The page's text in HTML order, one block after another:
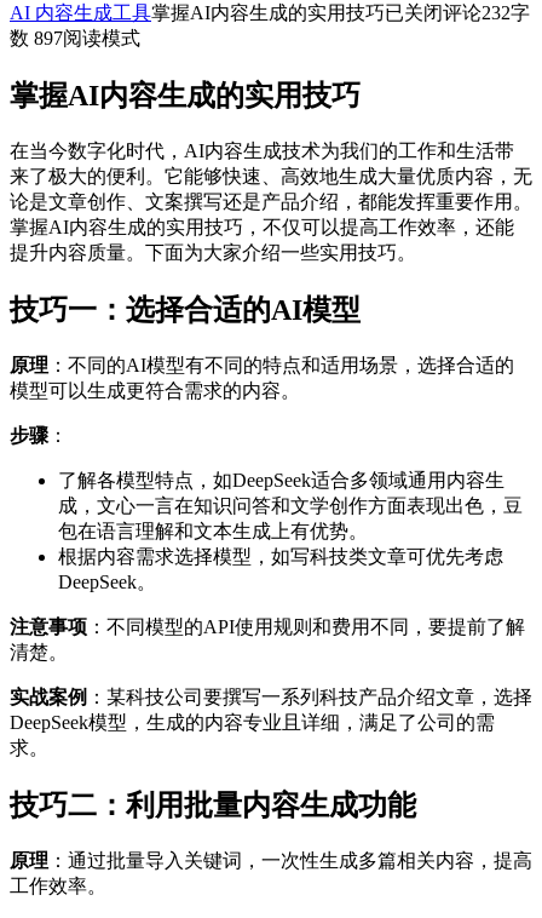
AI 内容生成工具掌握AI内容生成的实用技巧已关闭评论232字
数 897阅读模式
掌握AI内容生成的实用技巧
在当今数字化时代，AI内容生成技术为我们的工作和生活带
来了极大的便利。它能够快速、高效地生成大量优质内容，无
论是文章创作、文案撰写还是产品介绍，都能发挥重要作用。
掌握AI内容生成的实用技巧，不仅可以提高工作效率，还能
提升内容质量。下面为大家介绍一些实用技巧。
技巧一：选择合适的AI模型
原理 ：不同的AI模型有不同的特点和适用场景，选择合适的
模型可以生成更符合需求的内容。
步骤 ：
了解各模型特点，如DeepSeek适合多领域通用内容生
成，文心一言在知识问答和文学创作方面表现出色，豆
包在语言理解和文本生成上有优势。
根据内容需求选择模型，如写科技类文章可优先考虑
DeepSeek。
注意事项 ：不同模型的API使用规则和费用不同，要提前了解
清楚。
实战案例 ：某科技公司要撰写一系列科技产品介绍文章，选择
DeepSeek模型，生成的内容专业且详细，满足了公司的需
求。
技巧二：利用批量内容生成功能
原理 ：通过批量导入关键词，一次性生成多篇相关内容，提高
工作效率。